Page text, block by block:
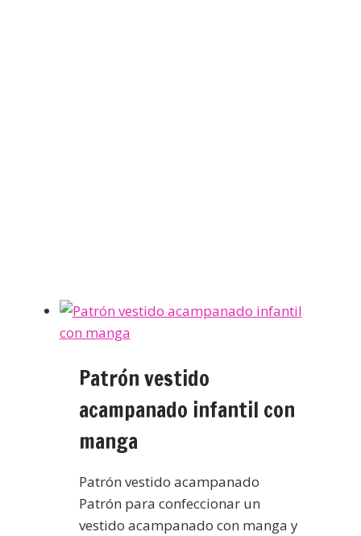
Patrón vestido
acampanado infantil con
manga
Patrón vestido acampanado
Patrón para confeccionar un
vestido acampanado con manga y